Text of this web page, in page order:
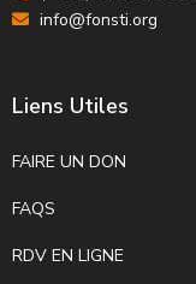
info@fonsti.org
Liens Utiles
FAIRE UN DON
FAQS
RDV EN LIGNE